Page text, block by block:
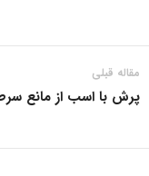
مقاله قبلی
پرش با اسب از مانع